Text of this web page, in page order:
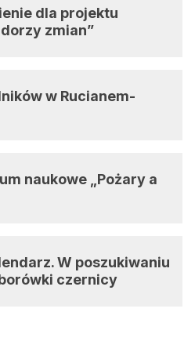
dla projektu
zmian”
w Rucianem-
naukowe „Pożary a
W poszukiwaniu
czernicy